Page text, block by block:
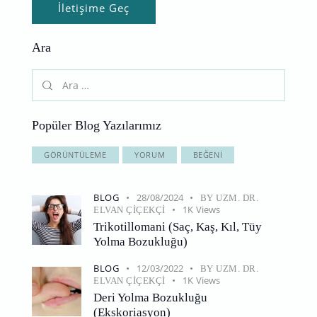
Ara
Popüler Blog Yazılarımız
GÖRÜNTÜLEME YORUM BEĞENI
BLOG 28/08/2024 BY UZM. DR.
ELVAN ÇIÇEKÇI
1K Views
Trikotillomani (Saç, Kaş, Kıl, Tüy
Yolma Bozukluğu)
BLOG 12/03/2022 BY UZM. DR.
ELVAN ÇIÇEKÇI
1K Views
Deri Yolma Bozukluğu
(Ekskoriasyon)